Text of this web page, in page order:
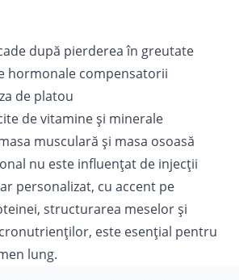
după pierderea în greutate
hormonale compensatorii
de platou
de vitamine și minerale
musculară și masa osoasă
nu este influențat de injecții
personalizat, cu accent pe
structurarea meselor și
este esențial pentru
lung.